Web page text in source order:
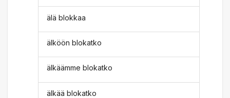
älä blokkaa
älköön blokatko
älkäämme blokatko
älkää blokatko